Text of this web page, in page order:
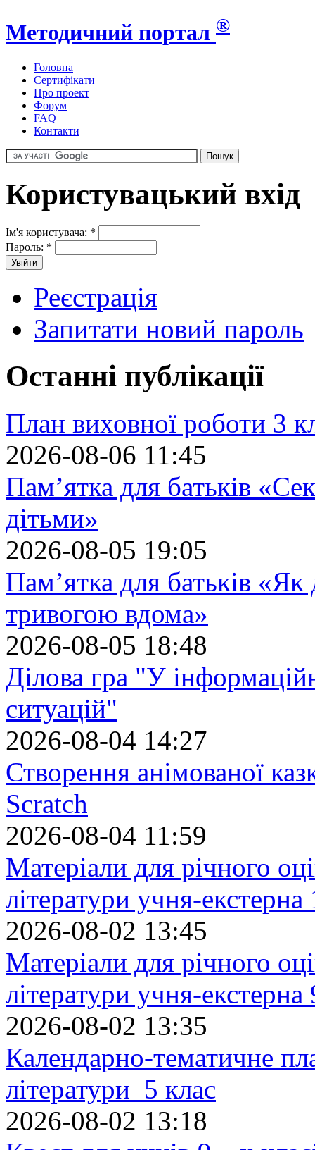
Методичний портал ®
Головна
Сертифікати
Про проект
Форум
FAQ
Контакти
Користувацький вхід
Ім'я користувача: *
Пароль: *
Реєстрація
Запитати новий пароль
Останні публікації
План виховної роботи 3
2026-08-06 11:45
Пам’ятка для батьків
дітьми»
2026-08-05 19:05
Пам’ятка для батьків
тривогою вдома»
2026-08-05 18:48
Ділова гра "У
ситуацій"
2026-08-04 14:27
Створення анімованої
Scratch
2026-08-04 11:59
Матеріали для річного
літератури учня-екстерна
2026-08-02 13:45
Матеріали для річного
літератури учня-екстерна
2026-08-02 13:35
Календарно-тематичне
літератури 5 клас
2026-08-02 13:18